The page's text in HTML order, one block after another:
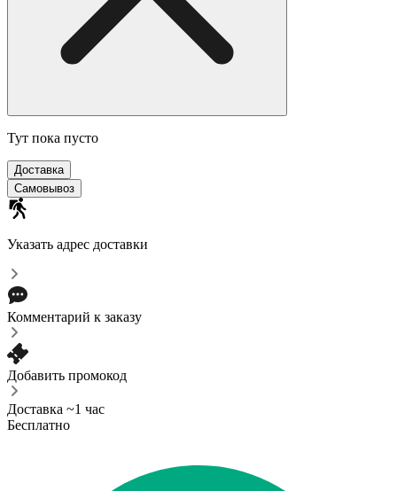
Тут пока пусто
Доставка
Самовывоз
Указать адрес доставки
Комментарий к заказу
Добавить промокод
Доставка ~1 час
Бесплатно